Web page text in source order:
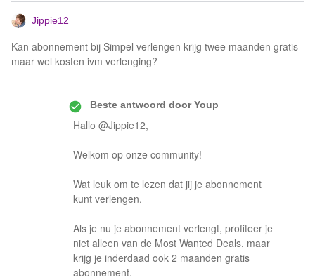
Jippie12
Kan abonnement bij Simpel verlengen krijg twee maanden gratis
maar wel kosten ivm verlenging?
Beste antwoord doorYoup
Hallo @Jippie12,
Welkom op onze community!
Wat leuk om te lezen dat jij je abonnement
kunt verlengen.
Als je nu je abonnement verlengt, profiteer je
niet alleen van de Most Wanted Deals, maar
krijg je inderdaad ook 2 maanden gratis
abonnement.